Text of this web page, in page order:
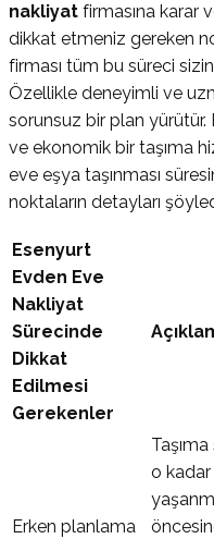
nakliyat firmasına karar
dikkat etmeniz gereken
firması tüm bu süreci
Özellikle deneyimli ve
sorunsuz bir plan yürütür.
ve ekonomik bir taşıma
eve eşya taşınması
noktaların detayları
Esenyurt
Evden Eve
Nakliyat
Sürecinde
Dikkat
Edilmesi
Gerekenler
Erken planlama
o kadar